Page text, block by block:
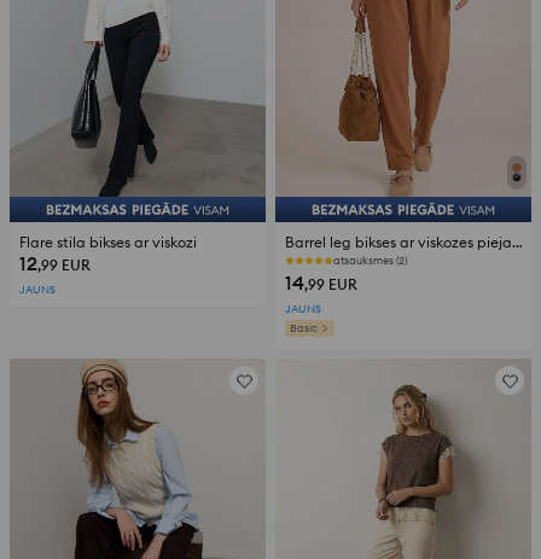
Flare stila bikses ar viskozi
12,99 EUR
JAUNS
Barrel leg bikses ar viskozes piejaukumu
atsauksmes (2)
14,99 EUR
JAUNS
Basic